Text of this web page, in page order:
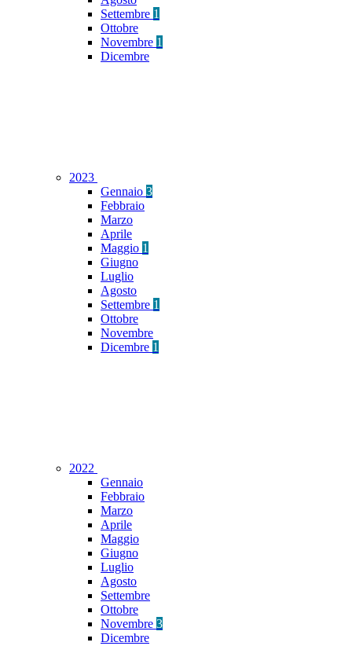
Settembre 1
Ottobre
Novembre 1
Dicembre
2023
Gennaio 3
Febbraio
Marzo
Aprile
Maggio 1
Giugno
Luglio
Agosto
Settembre 1
Ottobre
Novembre
Dicembre 1
2022
Gennaio
Febbraio
Marzo
Aprile
Maggio
Giugno
Luglio
Agosto
Settembre
Ottobre
Novembre 3
Dicembre